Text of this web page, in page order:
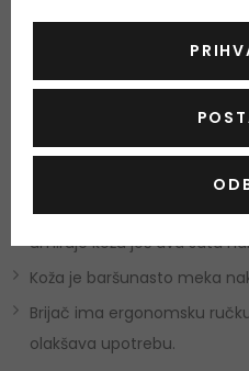
OPIS
Wilkinson Sword Hydro Silk
pet noža, pruža nježno i
Zašto preporučamo
Hydra Renew trakice noža
umiruje kožu još dva sata
Koža je baršunasto meka
Brijač ima ergonomsku
olakšava upotrebu.
OCJENA